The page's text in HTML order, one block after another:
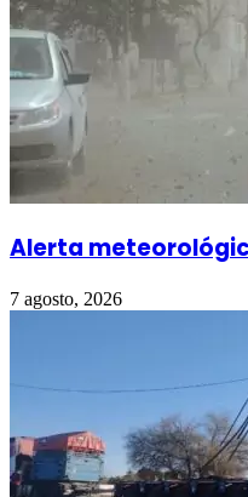
Alerta
7 agosto, 2026